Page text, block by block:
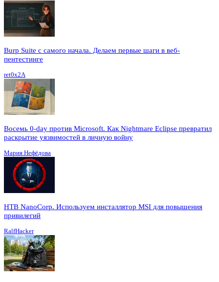
Burp Suite с самого начала. Делаем первые шаги в веб-
пентестинге
ret0x2A
Восемь 0-day против Microsoft. Как Nightmare Eclipse превратил
раскрытие уязвимостей в личную войну
Мария Нефёдова
HTB NanoCorp. Используем инсталлятор MSI для повышения
привилегий
RalfHacker